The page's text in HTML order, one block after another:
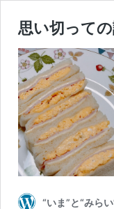
思い切って
“いま”と“みら